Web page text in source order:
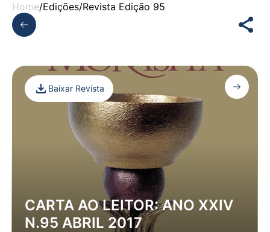
Home/Edições/Revista Edição 95
Baixar Revista
CARTA AO LEITOR: ANO XXIV
N.95 ABRIL 2017